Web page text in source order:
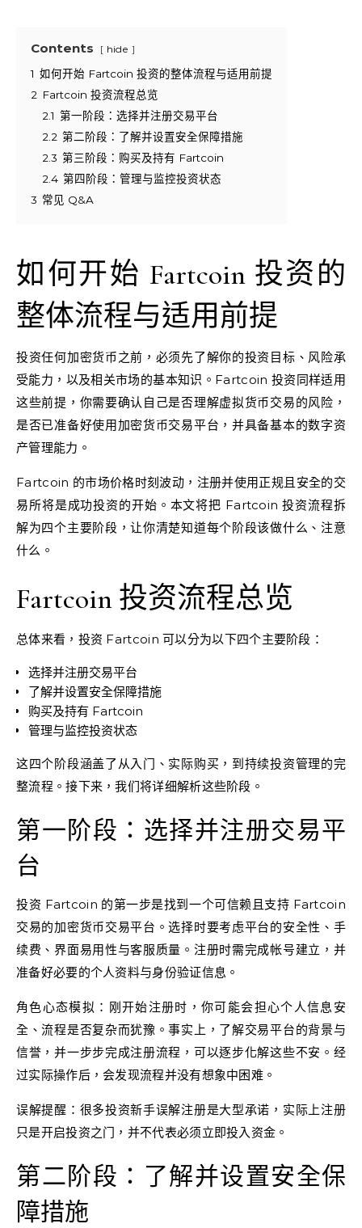
Contents hide
1 如何开始 Fartcoin 投资的整体流程与适用前提
2 Fartcoin 投资流程总览
2.1 第一阶段：选择并注册交易平台
2.2 第二阶段：了解并设置安全保障措施
2.3 第三阶段：购买及持有 Fartcoin
2.4 第四阶段：管理与监控投资状态
3 常见 Q&A
如何开始 Fartcoin 投资的
整体流程与适用前提
投资任何加密货币之前，必须先了解你的投资目标、风险承
受能力，以及相关市场的基本知识。Fartcoin 投资同样适用
这些前提，你需要确认自己是否理解虚拟货币交易的风险，
是否已准备好使用加密货币交易平台，并具备基本的数字资
产管理能力。
Fartcoin 的市场价格时刻波动，注册并使用正规且安全的交
易所将是成功投资的开始。本文将把 Fartcoin 投资流程拆
解为四个主要阶段，让你清楚知道每个阶段该做什么、注意
什么。
Fartcoin 投资流程总览
总体来看，投资 Fartcoin 可以分为以下四个主要阶段：
选择并注册交易平台
了解并设置安全保障措施
购买及持有 Fartcoin
管理与监控投资状态
这四个阶段涵盖了从入门、实际购买，到持续投资管理的完
整流程。接下来，我们将详细解析这些阶段。
第一阶段：选择并注册交易平
台
投资 Fartcoin 的第一步是找到一个可信赖且支持 Fartcoin
交易的加密货币交易平台。选择时要考虑平台的安全性、手
续费、界面易用性与客服质量。注册时需完成帐号建立，并
准备好必要的个人资料与身份验证信息。
角色心态模拟：刚开始注册时，你可能会担心个人信息安
全、流程是否复杂而犹豫。事实上，了解交易平台的背景与
信誉，并一步步完成注册流程，可以逐步化解这些不安。经
过实际操作后，会发现流程并没有想象中困难。
误解提醒：很多投资新手误解注册是大型承诺，实际上注册
只是开启投资之门，并不代表必须立即投入资金。
第二阶段：了解并设置安全保
障措施